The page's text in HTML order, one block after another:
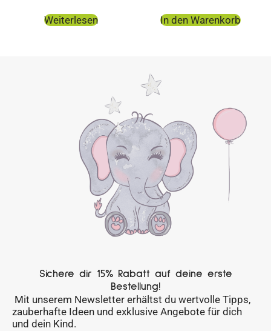
Weiterlesen In den Warenkorb
Sichere dir 15% Rabatt auf deine erste
Bestellung!
Mit unserem Newsletter erhältst du wertvolle Tipps,
zauberhafte Ideen und exklusive Angebote für dich
und dein Kind.